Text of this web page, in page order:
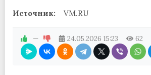
Источник:
VM.RU
— 24.05.2026 15:23 62